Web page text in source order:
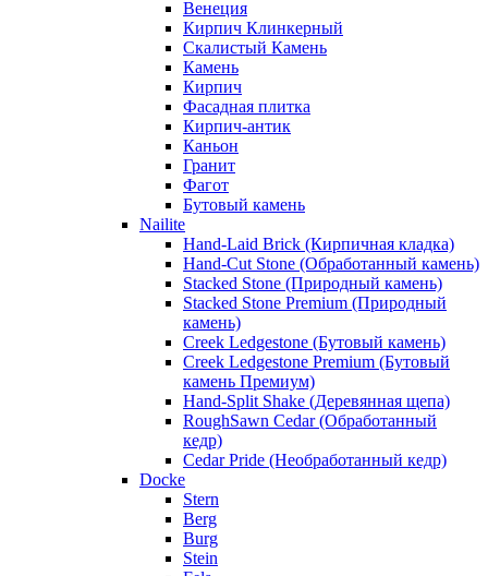
Венеция
Кирпич Клинкерный
Скалистый Камень
Камень
Кирпич
Фасадная плитка
Кирпич-антик
Каньон
Гранит
Фагот
Бутовый камень
Nailite
Hand-Laid Brick (Кирпичная кладка)
Hand-Cut Stone (Обработанный камень)
Stacked Stone (Природный камень)
Stacked Stone Premium (Природный
камень)
Creek Ledgestone (Бутовый камень)
Creek Ledgestone Premium (Бутовый
камень Премиум)
Hand-Split Shake (Деревянная щепа)
RoughSawn Cedar (Обработанный
кедр)
Cedar Pride (Необработанный кедр)
Docke
Stern
Berg
Burg
Stein